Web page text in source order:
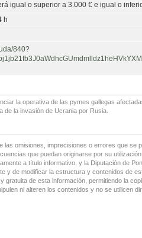
igual o superior a 3.000 € e igual o
h
840?
la operativa de las pymes gallegas
la invasión de Ucrania por Rusia.
las omisiones, imprecisiones o errores que se
que puedan originarse por su utilización.
a título informativo, y la Diputación de
y de modificar la estructura y contenidos de
gratuita de esta información, permitiendo la
ni alteren los contenidos y no se utilicen